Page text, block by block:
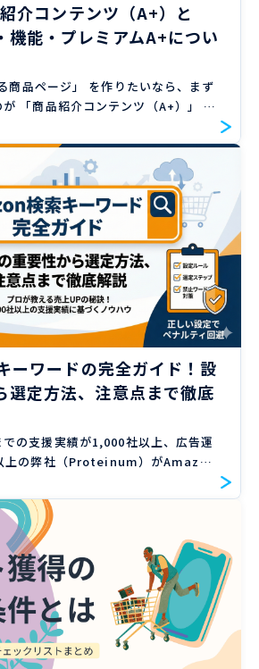
介コンテンツ（A+）と
機能・プレミアムA+につい
品ページ」 を作りたいなら、まず
「商品紹介コンテンツ（A+）」 で
スト・比較表などを自由に組み合
ぐっと強化できる機能。普通の説明
ワードの完全ガイド！設
選定方法、注意点まで徹底
の支援実績が1,000社以上、広告運
上の弊社（Proteinum）がAmazon
いて設定の重要性から選定方法、注
。 Amazonでは膨大な商品 […]